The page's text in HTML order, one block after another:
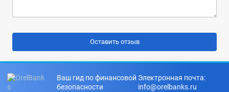
Ваш гид по финансовой
безопасности
Электронная почта:
info@orelbanks.ru